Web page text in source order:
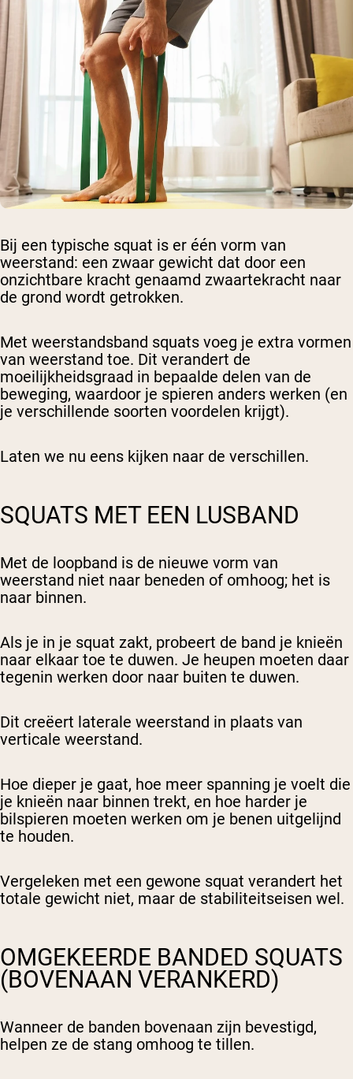
Bij een typische squat is er één vorm van
weerstand: een zwaar gewicht dat door een
onzichtbare kracht genaamd zwaartekracht naar
de grond wordt getrokken.
Met weerstandsband squats voeg je extra vormen
van weerstand toe. Dit verandert de
moeilijkheidsgraad in bepaalde delen van de
beweging, waardoor je spieren anders werken (en
je verschillende soorten voordelen krijgt).
Laten we nu eens kijken naar de verschillen.
SQUATS MET EEN LUSBAND
Met de loopband is de nieuwe vorm van
weerstand niet naar beneden of omhoog; het is
naar binnen.
Als je in je squat zakt, probeert de band je knieën
naar elkaar toe te duwen. Je heupen moeten daar
tegenin werken door naar buiten te duwen.
Dit creëert laterale weerstand in plaats van
verticale weerstand.
Hoe dieper je gaat, hoe meer spanning je voelt die
je knieën naar binnen trekt, en hoe harder je
bilspieren moeten werken om je benen uitgelijnd
te houden.
Vergeleken met een gewone squat verandert het
totale gewicht niet, maar de stabiliteitseisen wel.
OMGEKEERDE BANDED SQUATS
(BOVENAAN VERANKERD)
Wanneer de banden bovenaan zijn bevestigd,
helpen ze de stang omhoog te tillen.